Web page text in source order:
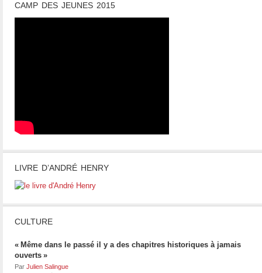
CAMP DES JEUNES 2015
LIVRE D’ANDRÉ HENRY
CULTURE
« Même dans le passé il y a des chapitres historiques à jamais
ouverts »
Par Julien Salingue